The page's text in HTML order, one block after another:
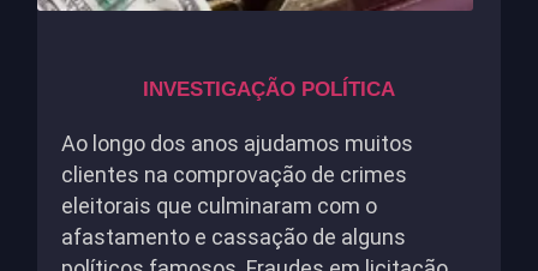
INVESTIGAÇÃO POLÍTICA
Ao longo dos anos ajudamos muitos
clientes na comprovação de crimes
eleitorais que culminaram com o
afastamento e cassação de alguns